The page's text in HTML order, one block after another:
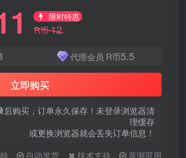
限时特惠
R币12
代理会员 R币5.5
立即购买
后购买，订单永久保存！未登录浏览器清
理缓存
或更换浏览器就会丢失订单信息！
自动发货 技术支持 亲测可用